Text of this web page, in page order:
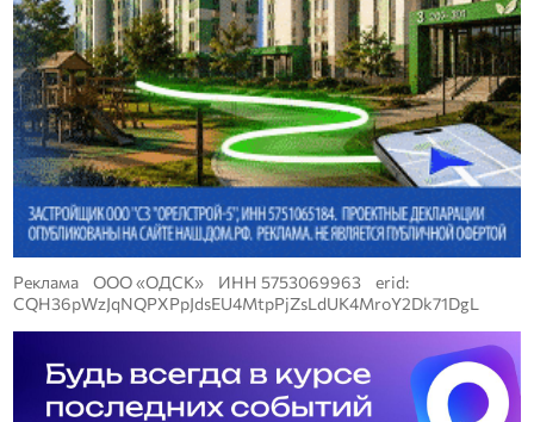
Реклама ООО «ОДСК» ИНН 5753069963 erid:
CQH36pWzJqNQPXPpJdsEU4MtpPjZsLdUK4MroY2Dk71DgL